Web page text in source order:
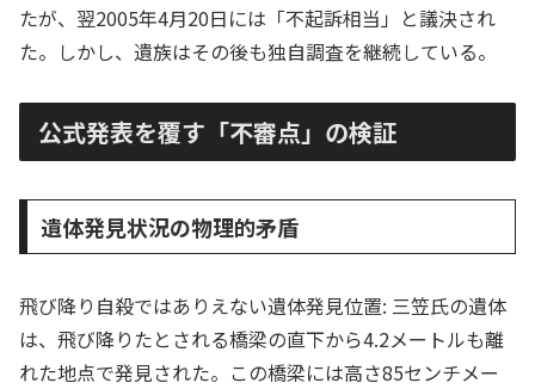
たが、翌2005年4月20日には「不起訴相当」と議決され
た。しかし、遺族はその後も独自調査を継続している。
公式発表を覆す「不審点」の検証
遺体発見状況の物理的矛盾
飛び降り自殺ではありえない遺体発見位置: 三笠氏の遺体
は、飛び降りたとされる橋梁の直下から4.2メートルも離
れた地点で発見された。この橋梁には高さ85センチメー